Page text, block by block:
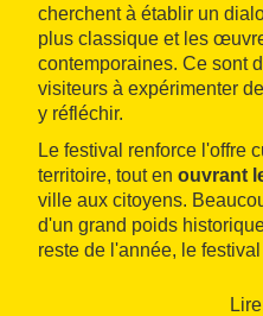
cherchent à établir un
plus classique et les
contemporaines. Ce sont
visiteurs à expérimenter
y réfléchir.
Le festival renforce l'offre
territoire, tout en ouvrant
ville aux citoyens.
d'un grand poids
reste de l'année, le
foissonant